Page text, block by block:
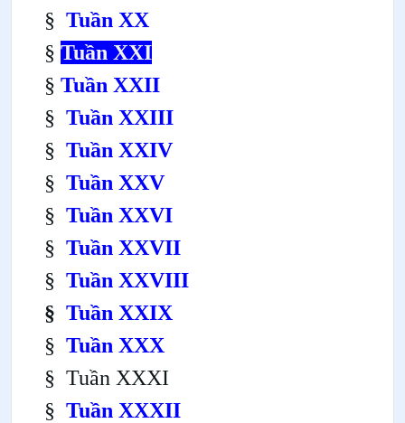
§ Tuần XX
§ Tuần XXI
§ Tuần XXII
§ Tuần XXIII
§ Tuần XXIV
§ Tuần XXV
§ Tuần XXVI
§ Tuần XXVII
§ Tuần XXVIII
§ Tuần XXIX
§ Tuần XXX
§ Tuần XXXI
§ Tuần XXXII